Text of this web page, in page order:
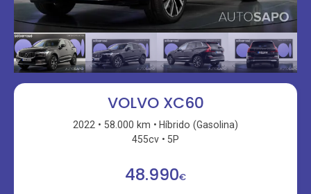
VOLVO XC60
2022 58.000 km
Híbrido (Gasolina)
455cv
5P
48.990€